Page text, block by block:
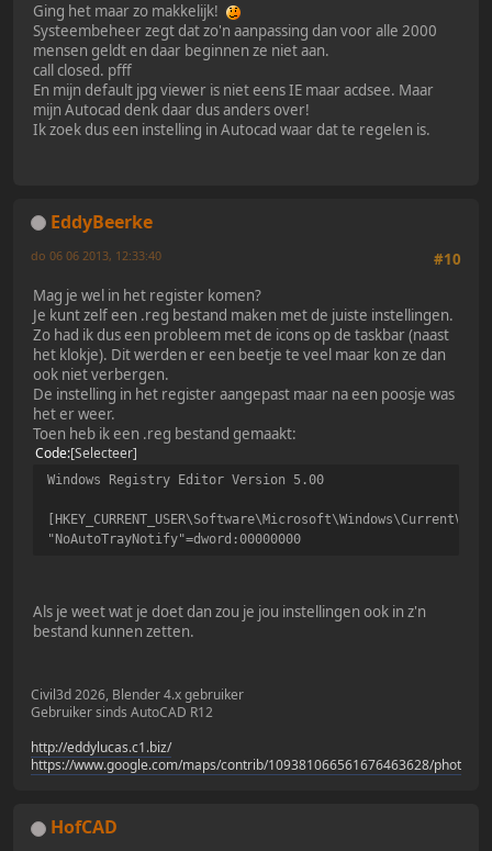
Ging het maar zo makkelijk!
Systeembeheer zegt dat zo'n aanpassing dan voor alle 2000
mensen geldt en daar beginnen ze niet aan.
call closed. pfff
En mijn default jpg viewer is niet eens IE maar acdsee. Maar
mijn Autocad denk daar dus anders over!
Ik zoek dus een instelling in Autocad waar dat te regelen is.
EddyBeerke
#10
do 06 06 2013, 12:33:40
Mag je wel in het register komen?
Je kunt zelf een .reg bestand maken met de juiste instellingen.
Zo had ik dus een probleem met de icons op de taskbar (naast
het klokje). Dit werden er een beetje te veel maar kon ze dan
ook niet verbergen.
De instelling in het register aangepast maar na een poosje was
het er weer.
Toen heb ik een .reg bestand gemaakt:
Code Selecteer
Windows Registry Editor Version 5.00
"NoAutoTrayNotify"=dword:00000000
Als je weet wat je doet dan zou je jou instellingen ook in z'n
bestand kunnen zetten.
Civil3d 2026, Blender 4.x gebruiker
Gebruiker sinds AutoCAD R12
http://eddylucas.c1.biz/
https://www.google.com/maps/contrib/109381066561676463628/photos/
HofCAD